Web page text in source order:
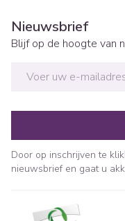
Nieuwsbrief
Blijf op de hoogte van
Door op inschrijven te
nieuwsbrief en gaat u